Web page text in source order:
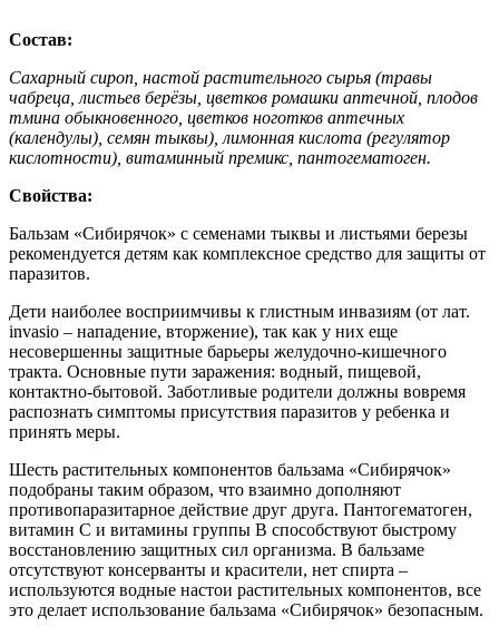
Состав:
Сахарный сироп, настой растительного сырья (травы
чабреца, листьев берёзы, цветков ромашки аптечной, плодов
тмина обыкновенного, цветков ноготков аптечных
(календулы), семян тыквы), лимонная кислота (регулятор
кислотности), витаминный премикс, пантогематоген.
Свойства:
Бальзам «Сибирячок» с семенами тыквы и листьями березы
рекомендуется детям как комплексное средство для защиты от
паразитов.
Дети наиболее восприимчивы к глистным инвазиям (от лат.
invasio – нападение, вторжение), так как у них еще
несовершенны защитные барьеры желудочно-кишечного
тракта. Основные пути заражения: водный, пищевой,
контактно-бытовой. Заботливые родители должны вовремя
распознать симптомы присутствия паразитов у ребенка и
принять меры.
Шесть растительных компонентов бальзама «Сибирячок»
подобраны таким образом, что взаимно дополняют
противопаразитарное действие друг друга. Пантогематоген,
витамин С и витамины группы В способствуют быстрому
восстановлению защитных сил организма. В бальзаме
отсутствуют консерванты и красители, нет спирта –
используются водные настои растительных компонентов, все
это делает использование бальзама «Сибирячок» безопасным.